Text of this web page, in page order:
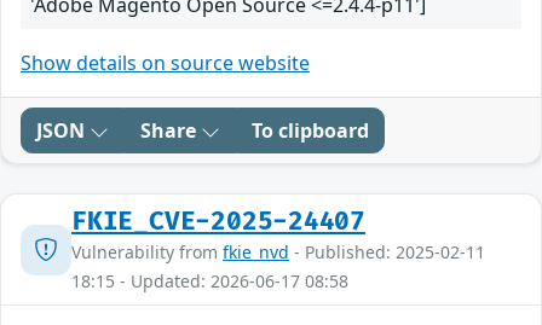
Show details on source website
JSON Share To clipboard
FKIE_CVE-2025-24407
Vulnerability from fkie_nvd - Published: 2025-02-11
18:15 - Updated: 2026-06-17 08:58